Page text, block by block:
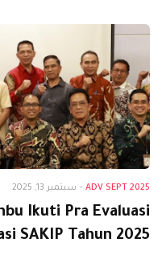
ADV SEPT 2025
- سبتمبر 13, 2025
Ikuti Pra Evaluasi
SAKIP Tahun 2025